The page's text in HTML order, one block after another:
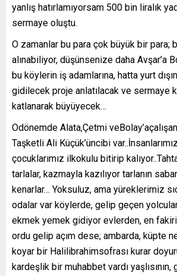
yanlış hatırlamıyorsam 500 bin liralık
sermaye oluştu.
O zamanlar bu para çok büyük bir para;
alınabiliyor, düşünsenize daha Avşar’a
bu köylerin iş adamlarına, hatta yurt
gidilecek proje anlatılacak ve sermaye
katlanarak büyüyecek…
Odönemde Alata,Çetmi
Taşketli Ali Küçük’üncibi
çocuklarımız ilkokulu bitirip
tarlalar, kazmayla kazılıyor tarlanın
kenarlar… Yoksuluz, ama yüreklerimiz
odalar var köylerde, gelip geçen
ekmek yemek gidiyor evlerden, en
ordu gelip açım dese; ambarda, küpte
koyar bir Halilibrahimsofrası kurar
kardeşlik bir muhabbet vardı yaşlısının,